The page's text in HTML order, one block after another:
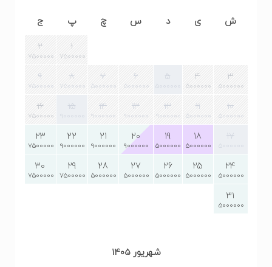
ش
ی د س چ پ ج
1
7500000
2
7500000
3
5000000
4
5000000
5
6
5000000
7
5000000
8
7500000
9
7500000
10
5000000
11
5000000
12
9000000
13
9000000
14
9000000
15
16
7500000
17
18
5000000
19
5000000
20
9000000
21
9000000
22
9000000
23
7500000
24
5000000
25
5000000
26
5000000
27
5000000
28
5000000
29
7500000
30
7500000
31
5000000
شهریور 1405